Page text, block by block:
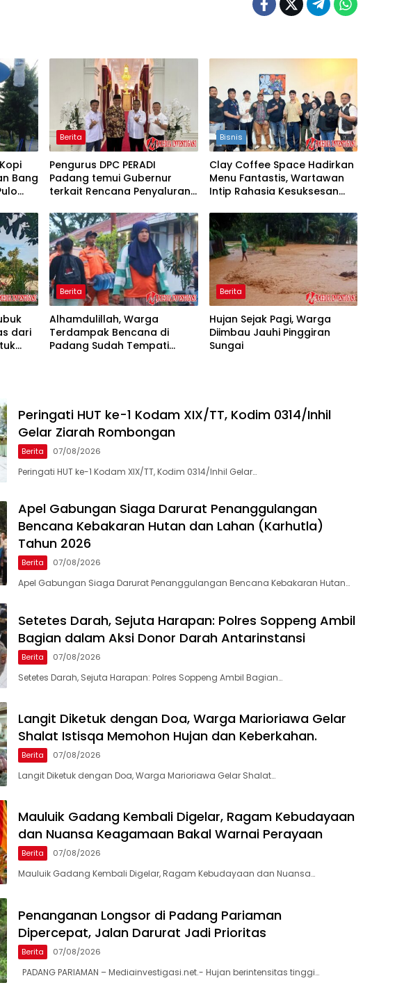
Bang
Berita
Pengurus DPC PERADI
Padang temui Gubernur
terkait Rencana Penyaluran
Bencana
Bisnis
Clay Coffee Space Hadirkan
Menu Fantastis, Wartawan
Intip Rahasia Kesuksesan
dari
Berita
Alhamdulillah, Warga
Terdampak Bencana di
Padang Sudah Tempati
Berita
Hujan Sejak Pagi, Warga
Diimbau Jauhi Pinggiran
Sungai
Peringati HUT ke-1 Kodam XIX/TT, Kodim 0314/Inhil
Gelar Ziarah Rombongan
Berita 07/08/2026
Peringati HUT ke-1 Kodam XIX/TT, Kodim 0314/Inhil Gelar…
Apel Gabungan Siaga Darurat Penanggulangan
Bencana Kebakaran Hutan dan Lahan (Karhutla)
Tahun 2026
Berita 07/08/2026
Apel Gabungan Siaga Darurat Penanggulangan Bencana Kebakaran Hutan…
Setetes Darah, Sejuta Harapan: Polres Soppeng Ambil
Bagian dalam Aksi Donor Darah Antarinstansi
Berita 07/08/2026
Setetes Darah, Sejuta Harapan: Polres Soppeng Ambil Bagian…
Langit Diketuk dengan Doa, Warga Marioriawa Gelar
Shalat Istisqa Memohon Hujan dan Keberkahan.
Berita 07/08/2026
Langit Diketuk dengan Doa, Warga Marioriawa Gelar Shalat…
Mauluik Gadang Kembali Digelar, Ragam Kebudayaan
dan Nuansa Keagamaan Bakal Warnai Perayaan
Berita 07/08/2026
Mauluik Gadang Kembali Digelar, Ragam Kebudayaan dan Nuansa…
Penanganan Longsor di Padang Pariaman
Dipercepat, Jalan Darurat Jadi Prioritas
Berita 07/08/2026
PADANG PARIAMAN – Mediainvestigasi.net.- Hujan berintensitas tinggi…